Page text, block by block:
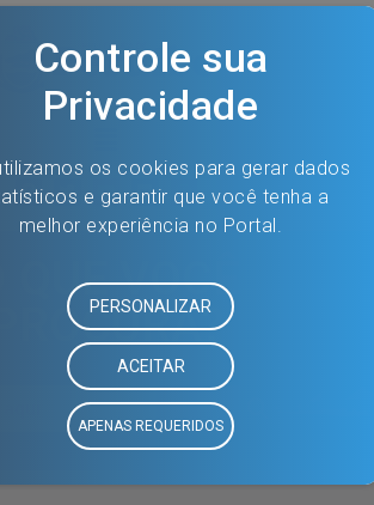
O QUE VOCÊ
PROCURA?